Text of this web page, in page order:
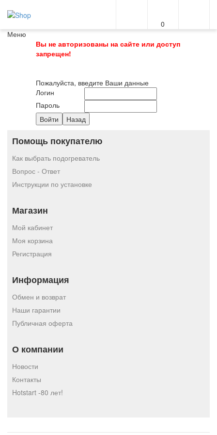
0
Меню
Вы не авторизованы на сайте или доступ
запрещен!
Пожалуйста, введите Ваши данные
Логин
Пароль
Помощь покупателю
Как выбрать подогреватель
Вопрос - Ответ
Инструкции по установке
Магазин
Мой кабинет
Моя корзина
Регистрация
Информация
Обмен и возврат
Наши гарантии
Публичная оферта
О компании
Новости
Контакты
Hotstart -80 лет!